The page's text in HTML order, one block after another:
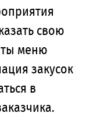
свою
меню
закусок
в